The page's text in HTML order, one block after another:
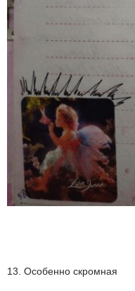
13. Особенно скромная